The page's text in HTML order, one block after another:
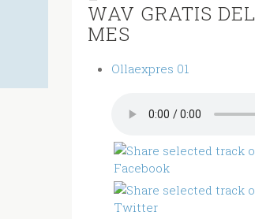
WAV GRATIS DEL
MES
Ollaexpres 01